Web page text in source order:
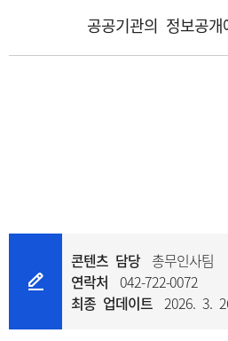
공공기관의 정보공
콘텐츠 담당 총무인사팀
연락처 042-722-0072
최종 업데이트 2026. 3.